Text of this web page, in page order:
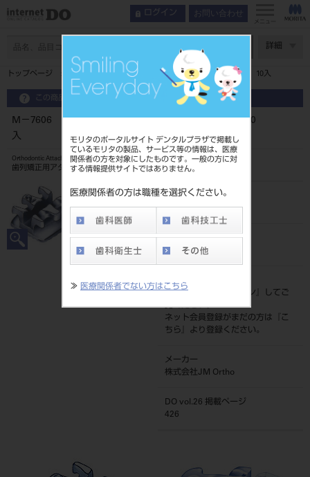
モリタのポータルサイト デンタルプラザで掲載し
ているモリタの製品、サービス等の情報は、医療
関係者の方を対象にしたものです。一般の方に対
する情報提供サイトではありません。
医療関係者の方は職種を選択ください。
≫ 医療関係者でない方はこちら
ログイン お問い合わせ
メニュー
詳細
トップページ M－7606 シナジィーブラケット 10入
この商品に関するお問い合わせ
M－7606 シナジィーブラケット 10
入
Orthodontic Attachment
歯列矯正用アタッチメント
品目コード
2068603937606
JAN/EANコード
4571261421256
標準価格
価格の確認は『
ログイン
』してご
覧ください。
ネット会員登録がまだの方は『
こ
ちら
』より登録ください。
メーカー
株式会社JM Ortho
DO vol.26 掲載ページ
426